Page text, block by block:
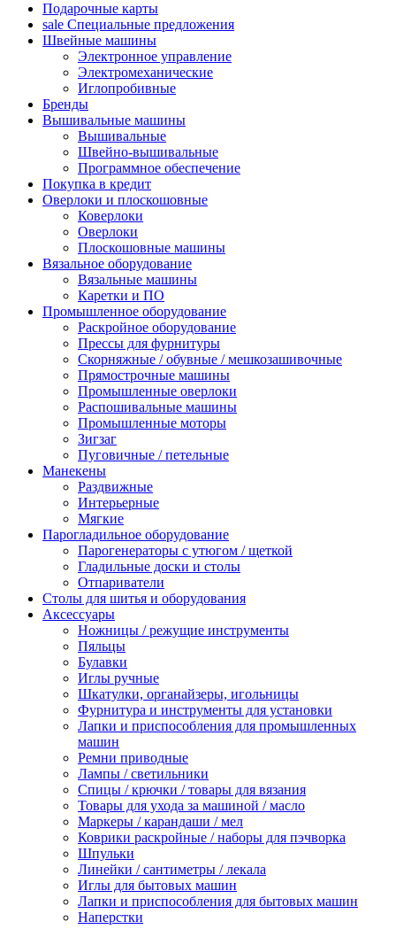
Подарочные карты
sale Специальные предложения
Швейные машины
Электронное управление
Электромеханические
Иглопробивные
Бренды
Вышивальные машины
Вышивальные
Швейно-вышивальные
Программное обеспечение
Покупка в кредит
Оверлоки и плоскошовные
Коверлоки
Оверлоки
Плоскошовные машины
Вязальное оборудование
Вязальные машины
Каретки и ПО
Промышленное оборудование
Раскройное оборудование
Прессы для фурнитуры
Скорняжные / обувные / мешкозашивочные
Прямострочные машины
Промышленные оверлоки
Распошивальные машины
Промышленные моторы
Зигзаг
Пуговичные / петельные
Манекены
Раздвижные
Интерьерные
Мягкие
Парогладильное оборудование
Парогенераторы с утюгом / щеткой
Гладильные доски и столы
Отпариватели
Столы для шитья и оборудования
Аксессуары
Ножницы / режущие инструменты
Пяльцы
Булавки
Иглы ручные
Шкатулки, органайзеры, игольницы
Фурнитура и инструменты для установки
Лапки и приспособления для промышленных
машин
Ремни приводные
Лампы / светильники
Спицы / крючки / товары для вязания
Товары для ухода за машиной / масло
Маркеры / карандаши / мел
Коврики раскройные / наборы для пэчворка
Шпульки
Линейки / сантиметры / лекала
Иглы для бытовых машин
Лапки и приспособления для бытовых машин
Наперстки